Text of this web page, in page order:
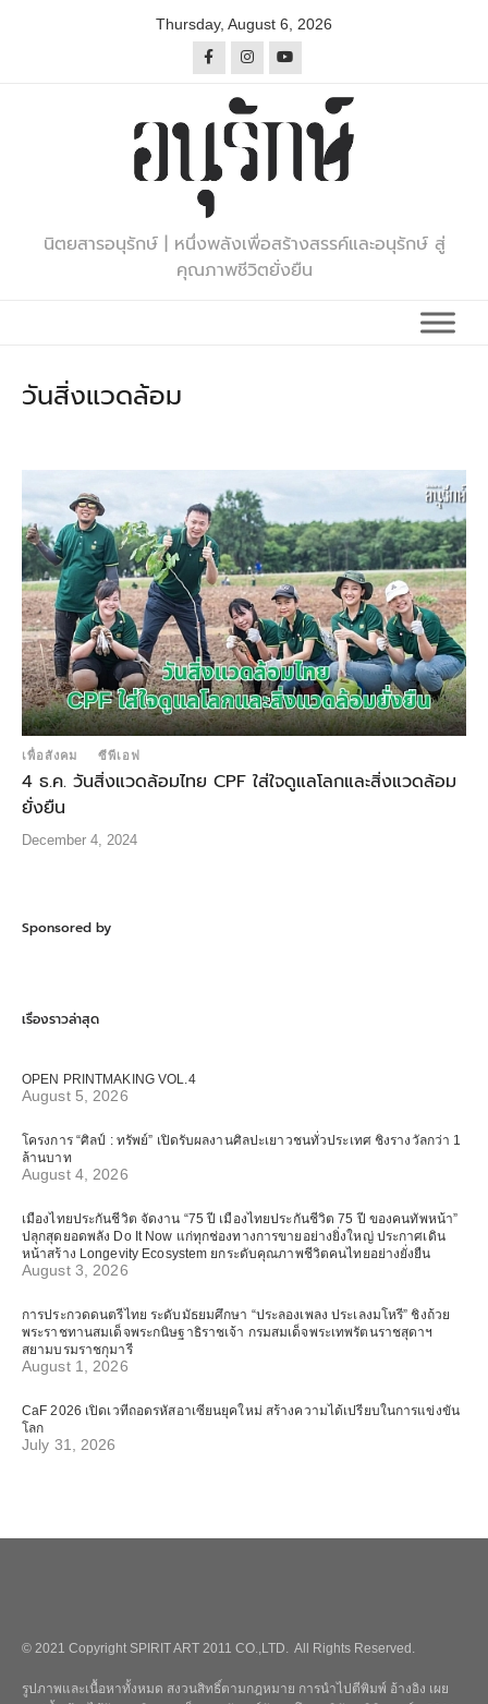
Thursday, August 6, 2026
นิตยสารอนุรักษ์ | หนึ่งพลังเพื่อสร้างสรรค์และอนุรักษ์ สู่
คุณภาพชีวิตยั่งยืน
วันสิ่งแวดล้อม
เพื่อสังคม ซีพีเอฟ
4 ธ.ค. วันสิ่งแวดล้อมไทย CPF ใส่ใจดูแลโลกและสิ่งแวดล้อม
ยั่งยืน
December 4, 2024
Sponsored by
เรื่องราวล่าสุด
OPEN PRINTMAKING VOL.4
August 5, 2026
โครงการ “ศิลป์ : ทรัพย์” เปิดรับผลงานศิลปะเยาวชนทั่วประเทศ ชิงรางวัลกว่า 1
ล้านบาท
August 4, 2026
เมืองไทยประกันชีวิต จัดงาน “75 ปี เมืองไทยประกันชีวิต 75 ปี ของคนทัพหน้า”
ปลุกสุดยอดพลัง Do It Now แก่ทุกช่องทางการขายอย่างยิ่งใหญ่ ประกาศเดิน
หน้าสร้าง Longevity Ecosystem ยกระดับคุณภาพชีวิตคนไทยอย่างยั่งยืน
August 3, 2026
การประกวดดนตรีไทย ระดับมัธยมศึกษา “ประลองเพลง ประเลงมโหรี” ชิงถ้วย
พระราชทานสมเด็จพระกนิษฐาธิราชเจ้า กรมสมเด็จพระเทพรัตนราชสุดาฯ
สยามบรมราชกุมารี
August 1, 2026
CaF 2026 เปิดเวทีถอดรหัสอาเซียนยุคใหม่ สร้างความได้เปรียบในการแข่งขัน
โลก
July 31, 2026
© 2021 Copyright SPIRIT ART 2011 CO.,LTD. All Rights Reserved.
รูปภาพและเนื้อหาทั้งหมด สงวนสิทธิ์ตามกฎหมาย การนำไปตีพิมพ์ อ้างอิง เผย